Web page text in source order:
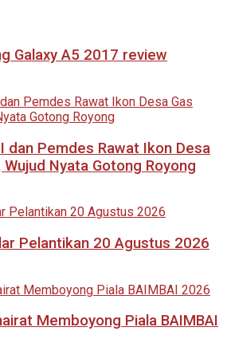
Galaxy A5 2017 review
dan Pemdes Rawat Ikon Desa
Wujud Nyata Gotong Royong
Pelantikan 20 Agustus 2026
Memboyong Piala BAIMBAI